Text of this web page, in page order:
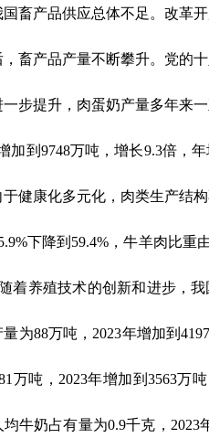
产品供应总体不足。改革开
畜产品产量不断攀升。党的
步提升，肉蛋奶产量多年来
加到 9748万吨，增长9.3倍，
健康化多元化，肉类生产结
下降到 59.4% ，牛羊肉比重
着养殖技术的创新和进步，
量为88万吨， 2023年增加到
万吨， 2023年增加到 3563万
均牛奶占有量为0.9千克， 2023